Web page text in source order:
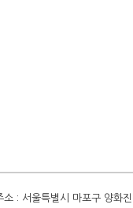
소 : 서울특별시 마포구 양화